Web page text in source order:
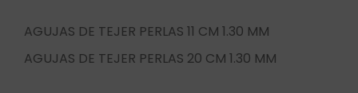
AGUJAS DE TEJER PERLAS 11 CM 1.30 MM
AGUJAS DE TEJER PERLAS 20 CM 1.30 MM